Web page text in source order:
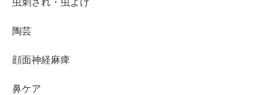
虫刺され・虫よけ
陶芸
顔面神経麻痺
鼻ケア